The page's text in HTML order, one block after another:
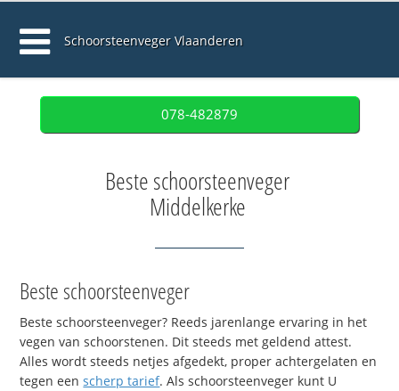
Schoorsteenveger Vlaanderen
078-482879
Beste schoorsteenveger
Middelkerke
Beste schoorsteenveger
Beste schoorsteenveger? Reeds jarenlange ervaring in het
vegen van schoorstenen. Dit steeds met geldend attest.
Alles wordt steeds netjes afgedekt, proper achtergelaten en
tegen eenscherp tarief. Als schoorsteenveger kunt U